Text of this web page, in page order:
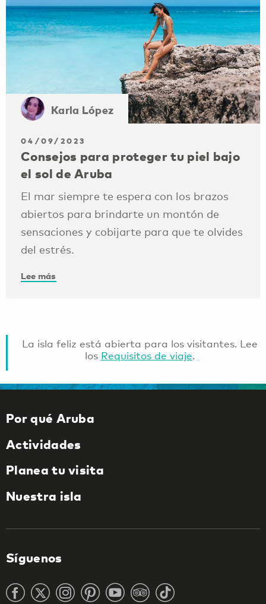
Karla López
04/09/2023
Consejos para proteger tu piel bajo
el sol de Aruba
El mar siempre te espera con los brazos
abiertos para brindarte un montón de
sensaciones y cobijarte para que te olvides
del estrés.
Lee más
La isla feliz está abierta para los visitantes. Lee
los Requisitos de viaje.
Por qué Aruba
Actividades
Planea tu visita
Nuestra isla
Síguenos